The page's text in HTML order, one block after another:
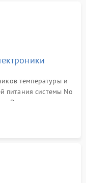
температуры и
питания системы No
Ремонт или замена